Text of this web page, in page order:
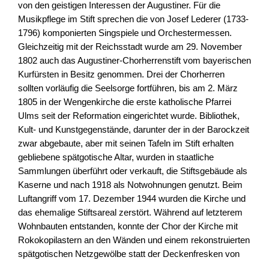
von den geistigen Interessen der Augustiner. Für die
Musikpflege im Stift sprechen die von Josef Lederer (1733-
1796) komponierten Singspiele und Orchestermessen.
Gleichzeitig mit der Reichsstadt wurde am 29. November
1802 auch das Augustiner-Chorherrenstift vom bayerischen
Kurfürsten in Besitz genommen. Drei der Chorherren
sollten vorläufig die Seelsorge fortführen, bis am 2. März
1805 in der Wengenkirche die erste katholische Pfarrei
Ulms seit der Reformation eingerichtet wurde. Bibliothek,
Kult- und Kunstgegenstände, darunter der in der Barockzeit
zwar abgebaute, aber mit seinen Tafeln im Stift erhalten
gebliebene spätgotische Altar, wurden in staatliche
Sammlungen überführt oder verkauft, die Stiftsgebäude als
Kaserne und nach 1918 als Notwohnungen genutzt. Beim
Luftangriff vom 17. Dezember 1944 wurden die Kirche und
das ehemalige Stiftsareal zerstört. Während auf letzterem
Wohnbauten entstanden, konnte der Chor der Kirche mit
Rokokopilastern an den Wänden und einem rekonstruierten
spätgotischen Netzgewölbe statt der Deckenfresken von